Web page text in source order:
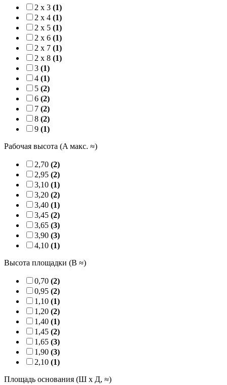
2 x 3 (1)
2 x 4 (1)
2 x 5 (1)
2 x 6 (1)
2 x 7 (1)
2 x 8 (1)
3 (1)
4 (1)
5 (2)
6 (2)
7 (2)
8 (2)
9 (1)
Рабочая высота (A макс. ≈)
2,70 (2)
2,95 (2)
3,10 (1)
3,20 (2)
3,40 (1)
3,45 (2)
3,65 (3)
3,90 (3)
4,10 (1)
Высота площадки (B ≈)
0,70 (2)
0,95 (2)
1,10 (1)
1,20 (2)
1,40 (1)
1,45 (2)
1,65 (3)
1,90 (3)
2,10 (1)
Площадь основания (Ш x Д, ≈)